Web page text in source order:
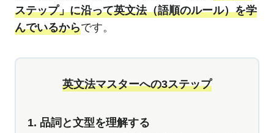
ステップ」に沿って英文法（語順のルール）を学
んでいるからです。
英文法マスターへの3ステップ
1. 品詞と文型を理解する